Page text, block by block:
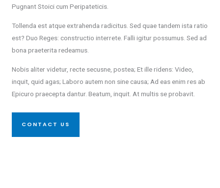
Pugnant Stoici cum Peripateticis.
Tollenda est atque extrahenda radicitus. Sed quae tandem ista ratio
est? Duo Reges: constructio interrete. Falli igitur possumus. Sed ad
bona praeterita redeamus.
Nobis aliter videtur, recte secusne, postea; Et ille ridens: Video,
inquit, quid agas; Laboro autem non sine causa; Ad eas enim res ab
Epicuro praecepta dantur. Beatum, inquit. At multis se probavit.
CONTACT US